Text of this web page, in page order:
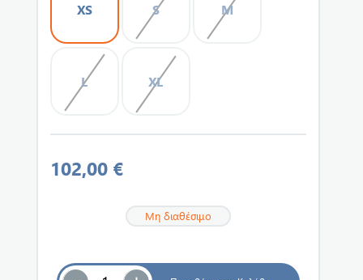
XS S M
L XL
102,00 €
Μη διαθέσιμο